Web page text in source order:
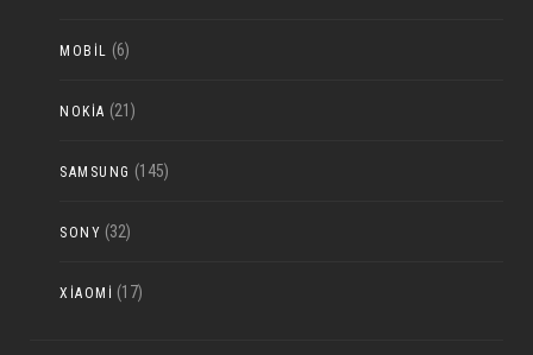
MOBIL (6)
NOKIA (21)
SAMSUNG (145)
SONY (32)
XIAOMI (17)